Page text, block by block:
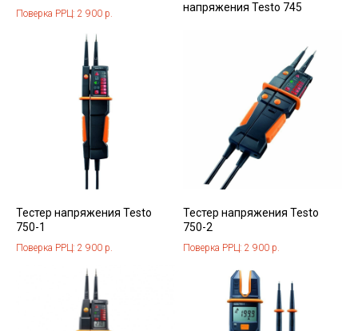
Поверка РРЦ: 2 900 р.
напряжения Testo 745
Тестер напряжения Testo
750-1
Поверка РРЦ: 2 900 р.
Тестер напряжения Testo
750-2
Поверка РРЦ: 2 900 р.